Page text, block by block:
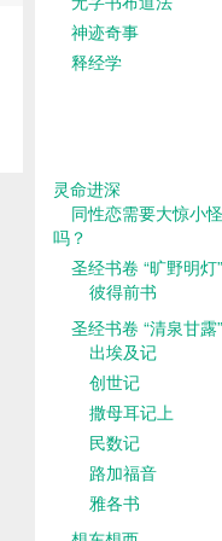
神迹奇事
释经学
灵命进深
同性恋需要大惊小怪
吗？
圣经书卷 “旷野明灯”
彼得前书
圣经书卷 “清泉甘露”
出埃及记
创世记
撒母耳记上
民数记
路加福音
雅各书